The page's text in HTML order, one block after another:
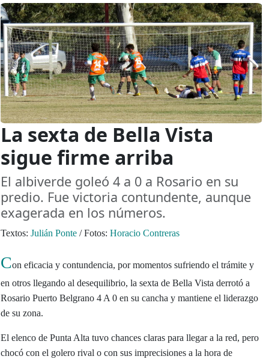
La sexta de Bella Vista
sigue firme arriba
El albiverde goleó 4 a 0 a Rosario en su
predio. Fue victoria contundente, aunque
exagerada en los números.
Textos: Julián Ponte /Fotos: Horacio Contreras
Con eficacia y contundencia, por momentos sufriendo el trámite y
en otros llegando al desequilibrio, la sexta de Bella Vista derrotó a
Rosario Puerto Belgrano 4 A 0 en su cancha y mantiene el liderazgo
de su zona.
El elenco de Punta Alta tuvo chances claras para llegar a la red, pero
chocó con el golero rival o con sus imprecisiones a la hora de